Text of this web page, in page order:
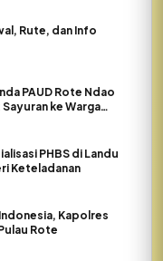
Rute, dan Info
PAUD Rote Ndao
ke Warga
PHBS di Landu
Keteladanan
Kapolres
Rote